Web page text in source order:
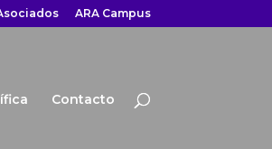
ARA Campus
Contacto